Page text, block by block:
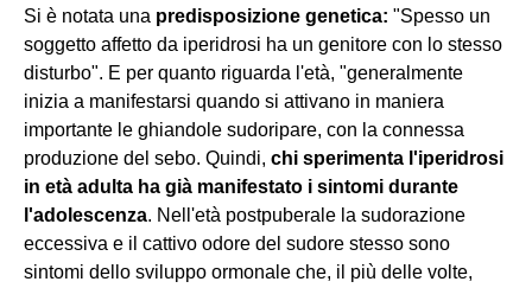
Si è notata una predisposizione genetica: "Spesso un
soggetto affetto da iperidrosi ha un genitore con lo stesso
disturbo". E per quanto riguarda l'età, "generalmente
inizia a manifestarsi quando si attivano in maniera
importante le ghiandole sudoripare, con la connessa
produzione del sebo. Quindi, chi sperimenta l'iperidrosi
in età adulta ha già manifestato i sintomi durante
l'adolescenza. Nell'età postpuberale la sudorazione
eccessiva e il cattivo odore del sudore stesso sono
sintomi dello sviluppo ormonale che, il più delle volte,